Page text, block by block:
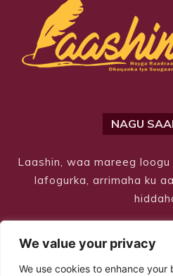
We value your privacy
We use cookies to enhance your
NAGU
Laashin, waa mareeg
lafogurka, arrimaha ku